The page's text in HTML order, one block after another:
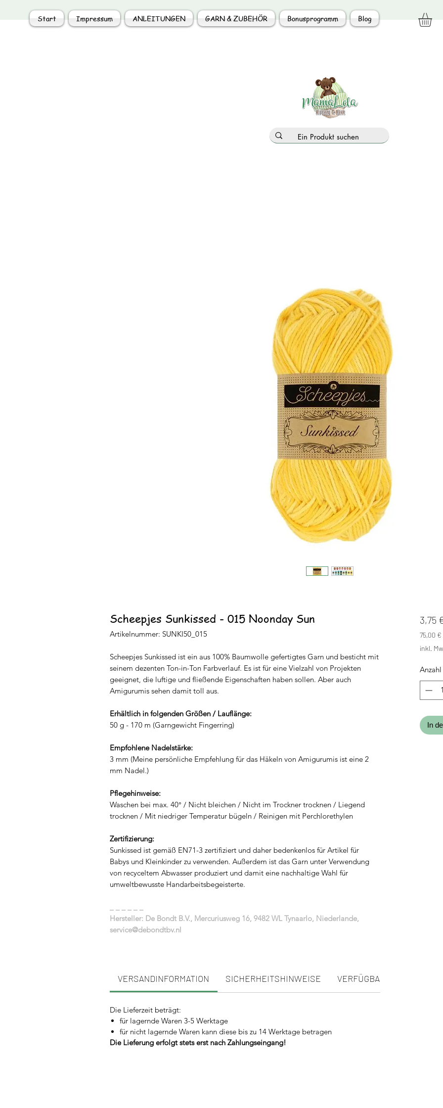
Start Impressum ANLEITUNGEN GARN & ZUBEHÖR Bonusprogramm Blog
Scheepjes Sunkissed - 015 Noonday Sun
Artikelnummer: SUNKI50_015
Scheepjes Sunkissed ist ein aus 100% Baumwolle gefertigtes Garn und besticht mit
seinem dezenten Ton-in-Ton Farbverlauf. Es ist für eine Vielzahl von Projekten
geeignet, die luftige und fließende Eigenschaften haben sollen. Aber auch
Amigurumis sehen damit toll aus.
Erhältlich in folgenden Größen / Lauflänge:
50 g - 170 m (Garngewicht Fingerring)
Empfohlene Nadelstärke:
3 mm (Meine persönliche Empfehlung für das Häkeln von Amigurumis ist eine 2
mm Nadel.)
Pflegehinweise:
Waschen bei max. 40° / Nicht bleichen / Nicht im Trockner trocknen / Liegend
trocknen / Mit niedriger Temperatur bügeln / Reinigen mit Perchlorethylen
Zertifizierung:
Sunkissed ist gemäß EN71-3 zertifiziert und daher bedenkenlos für Artikel für
Babys und Kleinkinder zu verwenden. Außerdem ist das Garn unter Verwendung
von recyceltem Abwasser produziert und damit eine nachhaltige Wahl für
umweltbewusste Handarbeitsbegeisterte.
Hersteller: De Bondt B.V., Mercuriusweg 16, 9482 WL Tynaarlo, Niederlande,
service@debondtbv.nl
VERSANDINFORMATION SICHERHEITSHINWEISE VERFÜGBARKEIT
Die Lieferzeit beträgt:
für lagernde Waren 3-5 Werktage
für nicht lagernde Waren kann diese bis zu 14 Werktage betragen
Die Lieferung erfolgt stets erst nach Zahlungseingang!
3,75
75,00 €
75,00 €
pro
inkl.
Anzahl
In